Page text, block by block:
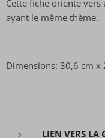
Cette fiche oriente
ayant le même thème.
Dimensions: 30,6 cm x
LIEN VERS LA